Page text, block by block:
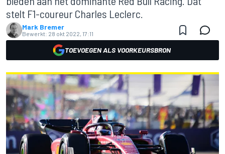
stelt F1-coureur Charles Leclerc.
Mark Bremer
Bewerkt: 28 okt 2022, 17:11
TOEVOEGEN ALS VOORKEURSBRON